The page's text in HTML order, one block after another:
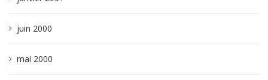
juin 2000
mai 2000